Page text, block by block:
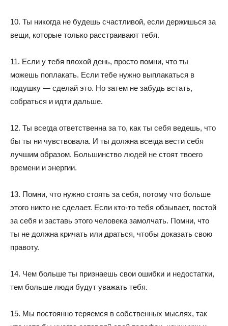
10. Ты никогда не будешь счастливой, если держишься за
вещи, которые только расстраивают тебя.
11. Если у тебя плохой день, просто помни, что ты
можешь поплакать. Если тебе нужно выплакаться в
подушку — сделай это. Но затем не забудь встать,
собраться и идти дальше.
12. Ты всегда ответственна за то, как ты себя ведешь, что
бы ты ни чувствовала. И ты должна всегда вести себя
лучшим образом. Большинство людей не стоят твоего
времени и энергии.
13. Помни, что нужно стоять за себя, потому что больше
этого никто не сделает. Если кто-то тебя обзывает, постой
за себя и заставь этого человека замолчать. Помни, что
ты не должна кричать или драться, чтобы доказать свою
правоту.
14. Чем больше ты признаешь свои ошибки и недостатки,
тем больше люди будут уважать тебя.
15. Мы постоянно теряемся в собственных мыслях, так